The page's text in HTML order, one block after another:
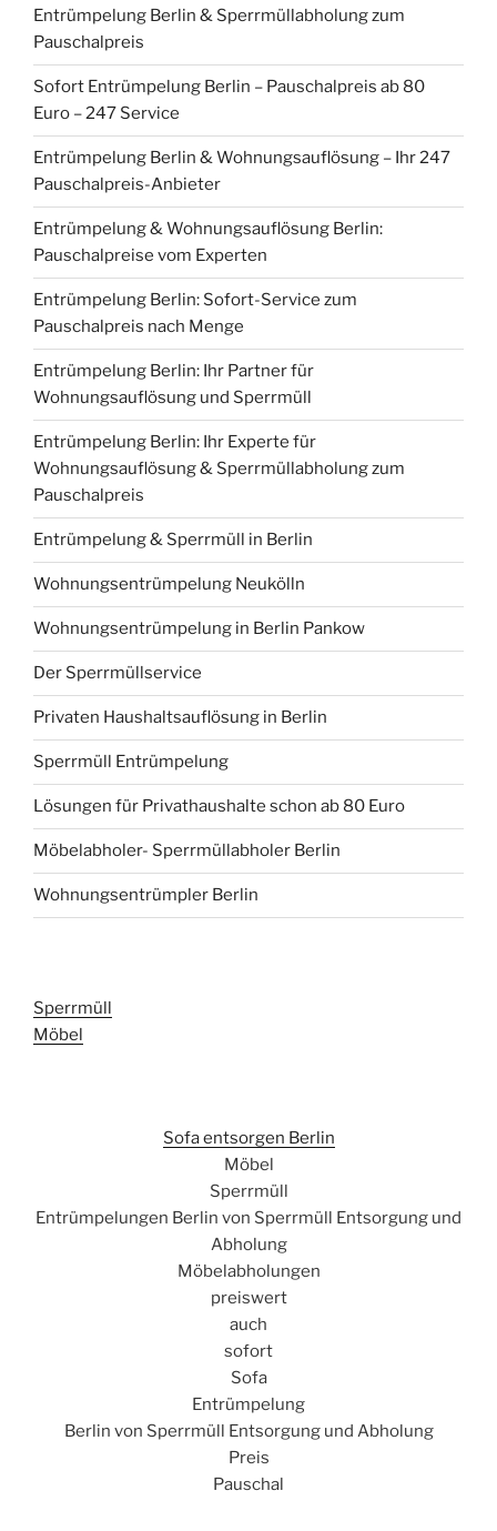
Entrümpelung Berlin & Sperrmüllabholung zum
Pauschalpreis
Sofort Entrümpelung Berlin – Pauschalpreis ab 80
Euro – 247 Service
Entrümpelung Berlin & Wohnungsauflösung – Ihr 247
Pauschalpreis-Anbieter
Entrümpelung & Wohnungsauflösung Berlin:
Pauschalpreise vom Experten
Entrümpelung Berlin: Sofort-Service zum
Pauschalpreis nach Menge
Entrümpelung Berlin: Ihr Partner für
Wohnungsauflösung und Sperrmüll
Entrümpelung Berlin: Ihr Experte für
Wohnungsauflösung & Sperrmüllabholung zum
Pauschalpreis
Entrümpelung & Sperrmüll in Berlin
Wohnungsentrümpelung Neukölln
Wohnungsentrümpelung in Berlin Pankow
Der Sperrmüllservice
Privaten Haushaltsauflösung in Berlin
Sperrmüll Entrümpelung
Lösungen für Privathaushalte schon ab 80 Euro
Möbelabholer- Sperrmüllabholer Berlin
Wohnungsentrümpler Berlin
Sperrmüll
Möbel
Sofa entsorgen Berlin
Möbel
Sperrmüll
Entrümpelungen Berlin von Sperrmüll Entsorgung und
Abholung
Möbelabholungen
preiswert
auch
sofort
Sofa
Entrümpelung
Berlin von Sperrmüll Entsorgung und Abholung
Preis
Pauschal